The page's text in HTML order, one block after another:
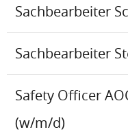
Sachbearbeiter
Sachbearbeiter
Safety Officer
(w/m/d)